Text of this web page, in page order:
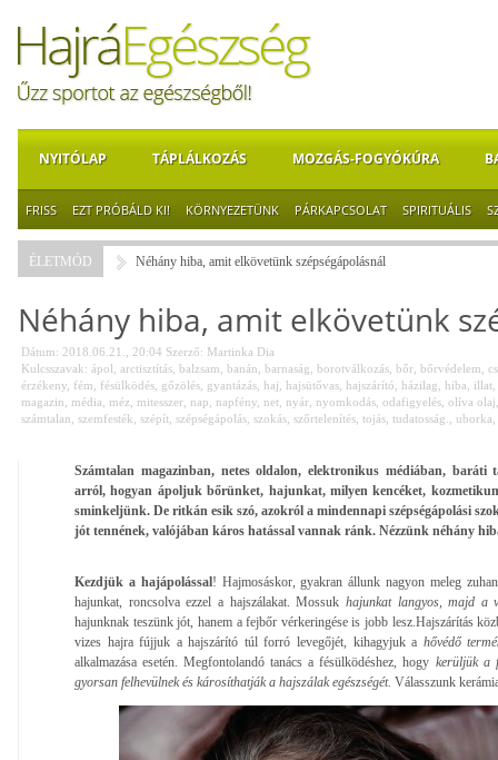
NYITÓLAP TÁPLÁLKOZÁS MOZGÁS-FOGYÓKÚRA
FRISS EZT PRÓBÁLD KI! KÖRNYEZETÜNK PÁRKAPCSOLAT SPIRITUÁLIS
ÉLETMÓD Néhány hiba, amit elkövetünk szépségápolásnál
Néhány hiba, amit elkövetünk
Dátum: 2018.06.21., 20:04 Szerző: Martinka Dia
Kulcsszavak: ápol arctisztítás balzsam banán barnaság borotválkozás bőr bőrvédelem
érzékeny fém fésülködés gőzölés gyantázás haj hajsütővas hajszárító házilag hiba illat
magazin
média méz mitesszer nap napfény net nyár nyomkodás odafigyelés olíva olaj
számtalan szemfesték szépít szépségápolás szokás szőrtelenítés tojás tudatosság. uborka
Számtalan magazinban, netes oldalon, elektronikus médiában, baráti
arról, hogyan ápoljuk bőrünket, hajunkat, milyen kencéket,
sminkeljünk. De ritkán esik szó, azokról a mindennapi szépségápolási
jót tennének, valójában káros hatással vannak ránk. Nézzünk néhány
Kezdjük a hajápolással! Hajmosáskor, gyakran állunk nagyon meleg
hajunkat, roncsolva ezzel a hajszálakat. Mossuk hajunkat langyos, majd a
hajunknak teszünk jót, hanem a fejbőr vérkeringése is jobb lesz.Hajszárítás
vizes hajra fújjuk a hajszárító túl forró levegőjét, kihagyjuk a hővédő
alkalmazása esetén. Megfontolandó tanács a fésülködéshez, hogy kerüljük a
gyorsan felhevülnek és károsíthatják a hajszálak egészségét. Válasszunk